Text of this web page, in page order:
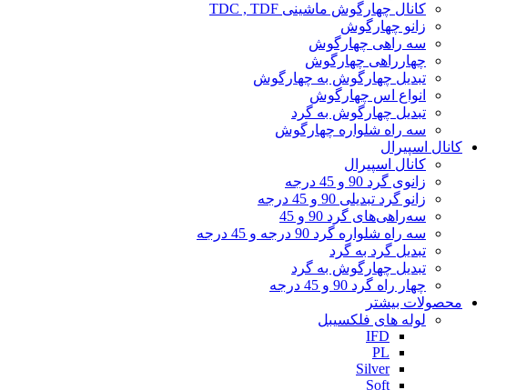
کانال چهارگوش ماشینی TDC , TDF
زانو چهارگوش
سه راهی چهارگوش
چهارراهی چهارگوش
تبدیل چهارگوش به چهارگوش
انواع اس چهارگوش
تبدیل چهارگوش به گرد
سه راه شلواره چهارگوش
کانال اسپیرال
کانال اسپیرال
زانوی گرد 90 و 45 درجه
زانو گرد تبدیلی 90 و 45 درجه
سه‌راهی‌های گرد 90 و 45
سه راه شلواره گرد 90 درجه و 45 درجه
تبدیل گرد به گرد
تبدیل چهارگوش به گرد
چهار راه گرد 90 و 45 درجه
محصولات بیشتر
لوله های فلکسیبل
IFD
PL
Silver
Soft